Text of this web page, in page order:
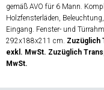
gemäß AVO für 6 Mann.
Holzfensterläden,
Eingang. Fenster- und
292x188x211 cm. Zuzüglich
exkl. MwSt. Zuzüglich
MwSt.